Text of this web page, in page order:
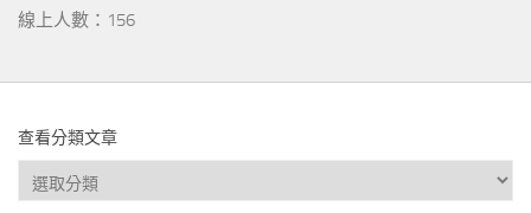
線上人數：156
查看分類文章
查
看